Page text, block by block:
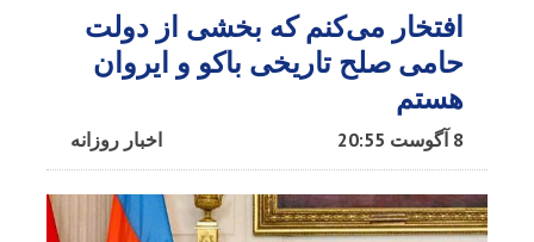
افتخار می‌کنم که بخشی از دولت
حامی صلح تاریخی باکو و ایروان
هستم
اخبار روزانه 8 آگوست 20:55